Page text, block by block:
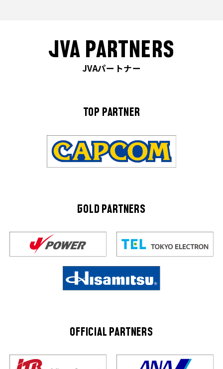
JVA PARTNERS
JVAパートナー
TOP PARTNER
GOLD PARTNERS
OFFICIAL PARTNERS